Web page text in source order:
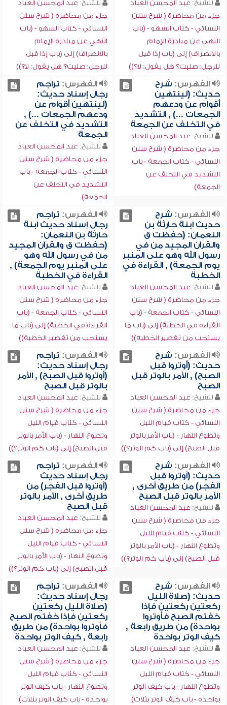
للشيخ: عبد المحسن العباد
جزء من محاضرة ( شرح سنن
النسائي - كتاب السهو - (باب
النهي عن مبادرة الإمام
بالانصراف) إلى (باب إذا قيل
للرجل: صليت؟ هل يقول: لا؟))
للشيخ: عبد المحسن العباد
جزء من محاضرة ( شرح سنن
النسائي - كتاب السهو - (باب
النهي عن مبادرة الإمام
بالانصراف) إلى (باب إذا قيل
للرجل: صليت؟ هل يقول: لا؟))
الفهرس: شرح
حديث: (لينتهين
أقوام عن ودعهم
الجمعات ...) , التشديد
في التخلف عن الجمعة
للشيخ: عبد المحسن العباد
جزء من محاضرة ( شرح سنن
النسائي - كتاب الجمعة - باب
التشديد في التخلف عن
الجمعة)
الفهرس: تراجم
رجال إسناد حديث:
(لينتهين أقوام عن
ودعهم الجمعات ...) ,
التشديد في التخلف عن
الجمعة
للشيخ: عبد المحسن العباد
جزء من محاضرة ( شرح سنن
النسائي - كتاب الجمعة - باب
التشديد في التخلف عن
الجمعة)
الفهرس: شرح
حديث ابنة حارثة بن
النعمان: (حفظت ق
والقرآن المجيد من في
رسول الله وهو على المنبر
يوم الجمعة) , القراءة في
الخطبة
للشيخ: عبد المحسن العباد
جزء من محاضرة ( شرح سنن
النسائي - كتاب الجمعة - (باب
القراءة في الخطبة) إلى (باب ما
يستحب من تقصير الخطبة))
الفهرس: تراجم
رجال إسناد حديث ابنة
حارثة بن النعمان:
(حفظت ق والقرآن المجيد
من في رسول الله وهو
على المنبر يوم الجمعة) ,
القراءة في الخطبة
للشيخ: عبد المحسن العباد
جزء من محاضرة ( شرح سنن
النسائي - كتاب الجمعة - (باب
القراءة في الخطبة) إلى (باب ما
يستحب من تقصير الخطبة))
الفهرس: شرح
حديث: (أوتروا قبل
الصبح) , الأمر بالوتر قبل
الصبح
للشيخ: عبد المحسن العباد
جزء من محاضرة ( شرح سنن
النسائي - كتاب قيام الليل
وتطوع النهار - (باب الأمر بالوتر
قبل الصبح) إلى (باب كم الوتر؟))
الفهرس: تراجم
رجال إسناد حديث:
(أوتروا قبل الصبح) , الأمر
بالوتر قبل الصبح
للشيخ: عبد المحسن العباد
جزء من محاضرة ( شرح سنن
النسائي - كتاب قيام الليل
وتطوع النهار - (باب الأمر بالوتر
قبل الصبح) إلى (باب كم الوتر؟))
الفهرس: شرح
حديث: (أوتروا قبل
الفجر) من طريق أخرى ,
الأمر بالوتر قبل الصبح
للشيخ: عبد المحسن العباد
جزء من محاضرة ( شرح سنن
النسائي - كتاب قيام الليل
وتطوع النهار - (باب الأمر بالوتر
قبل الصبح) إلى (باب كم الوتر؟))
الفهرس: تراجم
رجال إسناد حديث
(أوتروا قبل الفجر) من
طريق أخرى , الأمر بالوتر
قبل الصبح
للشيخ: عبد المحسن العباد
جزء من محاضرة ( شرح سنن
النسائي - كتاب قيام الليل
وتطوع النهار - (باب الأمر بالوتر
قبل الصبح) إلى (باب كم الوتر؟))
الفهرس: شرح
حديث: (صلاة الليل
ركعتين ركعتين فإذا
خفتم الصبح فأوتروا
بواحدة) من طريق رابعة ,
كيف الوتر بواحدة
للشيخ: عبد المحسن العباد
جزء من محاضرة ( شرح سنن
النسائي - كتاب قيام الليل
وتطوع النهار - باب كيف الوتر
بواحدة - باب كيف الوتر بثلاث)
الفهرس: تراجم
رجال إسناد حديث:
(صلاة الليل ركعتين
ركعتين فإذا خفتم الصبح
فأوتروا بواحدة) من طريق
رابعة , كيف الوتر بواحدة
للشيخ: عبد المحسن العباد
جزء من محاضرة ( شرح سنن
النسائي - كتاب قيام الليل
وتطوع النهار - باب كيف الوتر
بواحدة - باب كيف الوتر بثلاث)